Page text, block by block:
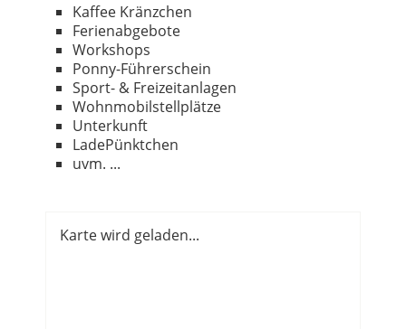
Kaffee Kränzchen
Ferienabgebote
Workshops
Ponny-Führerschein
Sport- & Freizeitanlagen
Wohnmobilstellplätze
Unterkunft
LadePünktchen
uvm. ...
Karte wird geladen...